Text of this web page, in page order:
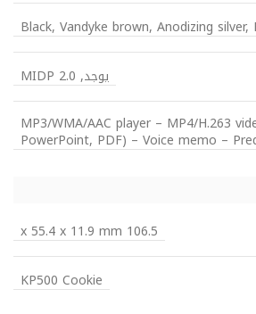
Black, Vandyke brown, Anodizing
يوجد, MIDP 2.0
MP3/WMA/AAC player – MP4/H.263
PowerPoint, PDF) – Voice memo –
106.5 x 55.4 x 11.9 mm
KP500 Cookie